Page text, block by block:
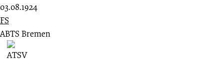
03.08.1924
FS
ABTS Bremen